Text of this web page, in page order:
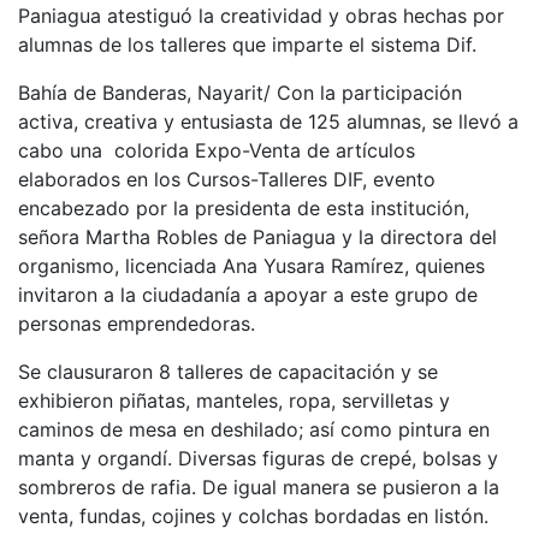
Paniagua atestiguó la creatividad y obras hechas por
alumnas de los talleres que imparte el sistema Dif.
Bahía de Banderas, Nayarit/ Con la participación
activa, creativa y entusiasta de 125 alumnas, se llevó a
cabo una colorida Expo-Venta de artículos
elaborados en los Cursos-Talleres DIF, evento
encabezado por la presidenta de esta institución,
señora Martha Robles de Paniagua y la directora del
organismo, licenciada Ana Yusara Ramírez, quienes
invitaron a la ciudadanía a apoyar a este grupo de
personas emprendedoras.
Se clausuraron 8 talleres de capacitación y se
exhibieron piñatas, manteles, ropa, servilletas y
caminos de mesa en deshilado; así como pintura en
manta y organdí. Diversas figuras de crepé, bolsas y
sombreros de rafia. De igual manera se pusieron a la
venta, fundas, cojines y colchas bordadas en listón.